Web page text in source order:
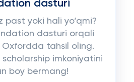
dasturi
past yoki hali yo‘qmi?
dasturi orqali
Oxfordda tahsil oling.
imkoniyatini
boy bermang!